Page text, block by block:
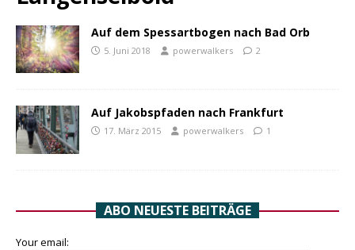
Auf dem Spessartbogen nach Bad Orb
5. Juni 2018 powerwalkers 2
Auf Jakobspfaden nach Frankfurt
17. März 2015 powerwalkers 1
ABO NEUESTE BEITRÄGE
Your email: